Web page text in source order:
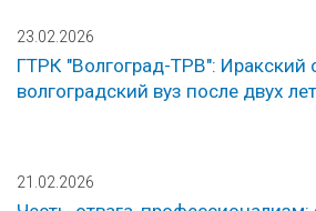
23.02.2026
ГТРК "Волгоград-ТРВ": Иракский
волгоградский вуз после двух
21.02.2026